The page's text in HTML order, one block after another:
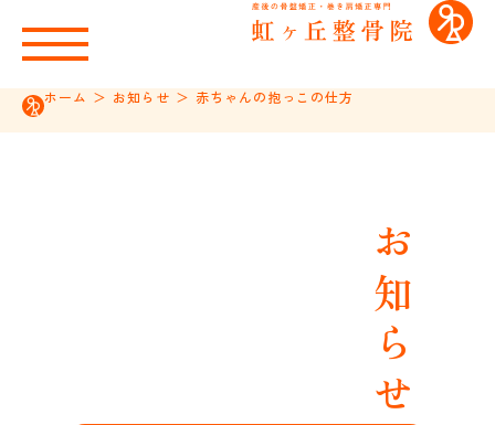
ホーム ＞ お知らせ ＞ 赤ちゃんの抱っこの仕方
お知らせ